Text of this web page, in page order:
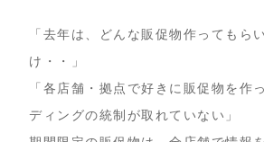
「去年は、どんな販促物作ってもら
け・・」
「各店舗・拠点で好きに販促物を作
ディングの統制が取れていない」